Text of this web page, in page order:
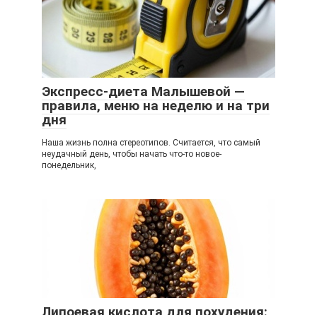
Экспресс-диета Малышевой —
правила, меню на неделю и на три
дня
Наша жизнь полна стереотипов. Считается, что самый
неудачный день, чтобы начать что-то новое-
понедельник,